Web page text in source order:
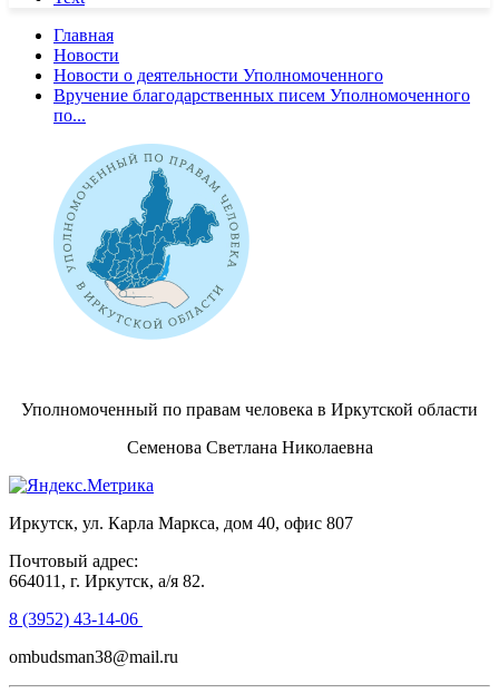
Главная
Новости
Новости о деятельности Уполномоченного
Вручение благодарственных писем Уполномоченного
по...
Уполномоченный по правам человека в Иркутской области
Семенова Светлана Николаевна
Иркутск, ул. Карла Маркса, дом 40, офис 807
Почтовый адрес:
664011, г. Иркутск, а/я 82.
8 (3952) 43-14-06
ombudsman38@mail.ru